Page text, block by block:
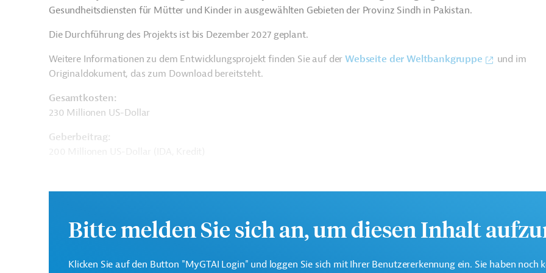
Gesundheitsdiensten für Mütter und Kinder in ausgewählten Gebieten der Provinz Sindh in Pakistan.
Die Durchführung des Projekts ist bis Dezember 2027 geplant.
Weitere Informationen zu dem Entwicklungsprojekt finden Sie auf derWebseite der Weltbankgruppe
und im
Originaldokument, das zum Download bereitsteht.
Gesamtkosten:
230 Millionen US-Dollar
Geberbeitrag:
Bitte melden Sie sich an, um diesen Inhalt
Klicken Sie auf den Button "MyGTAI Login" und loggen Sie sich mit Ihrer Benutzererkennung ein. Sie haben noch